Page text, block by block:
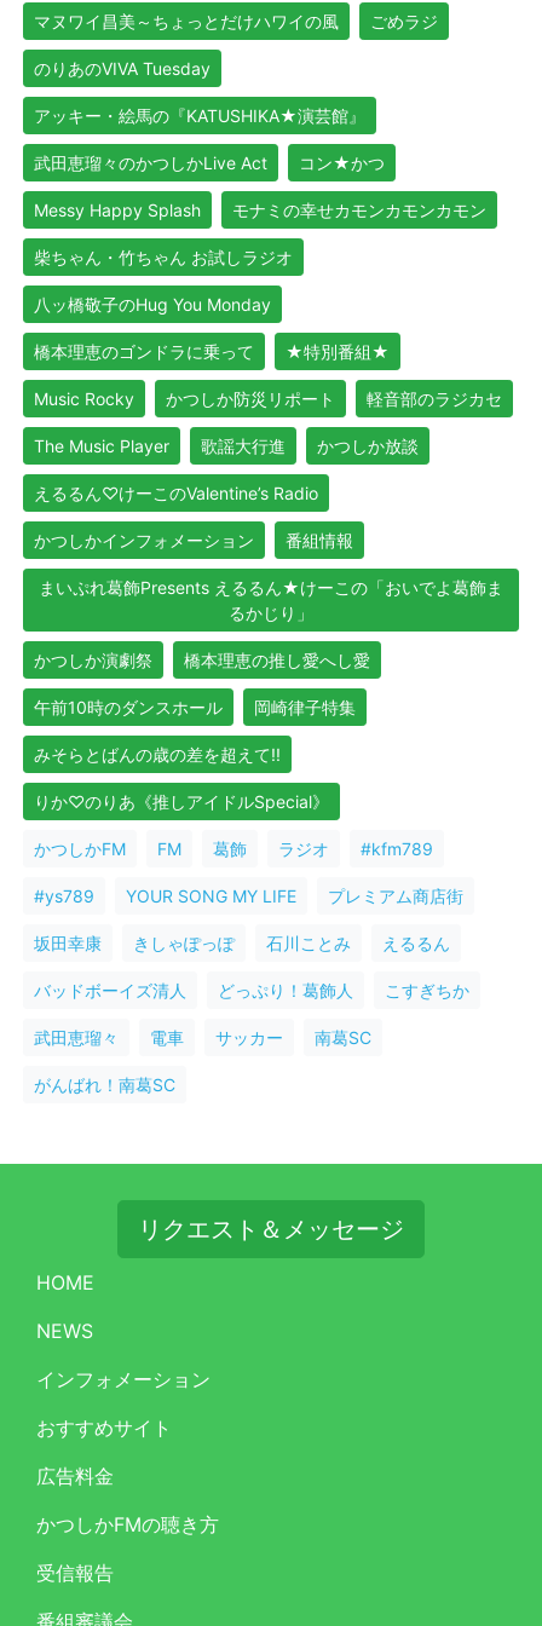
マヌワイ昌美～ちょっとだけハワイの風 ごめラジ
のりあのVIVA Tuesday
アッキー・絵馬の『KATUSHIKA★演芸館』
武田恵瑠々のかつしかLive Act コン★かつ
Messy Happy Splash モナミの幸せカモンカモンカモン
柴ちゃん・竹ちゃん お試しラジオ
八ッ橋敬子のHug You Monday
橋本理恵のゴンドラに乗って ★特別番組★
Music Rocky かつしか防災リポート 軽音部のラジカセ
The Music Player 歌謡大行進 かつしか放談
えるるん♡けーこのValentine’s Radio
かつしかインフォメーション 番組情報
まいぷれ葛飾Presents えるるん★けーこの「おいでよ葛飾ま
るかじり」
かつしか演劇祭 橋本理恵の推し愛へし愛
午前10時のダンスホール 岡崎律子特集
みそらとばんの歳の差を超えて!!
りか♡のりあ《推しアイドルSpecial》
かつしかFM FM 葛飾 ラジオ #kfm789
#ys789 YOUR SONG MY LIFE プレミアム商店街
坂田幸康 きしゃぽっぽ 石川ことみ えるるん
バッドボーイズ清人 どっぷり！葛飾人 こすぎちか
武田恵瑠々 電車 サッカー 南葛SC
がんばれ！南葛SC
リクエスト＆メッセージ
HOME
NEWS
インフォメーション
おすすめサイト
広告料金
かつしかFMの聴き方
受信報告